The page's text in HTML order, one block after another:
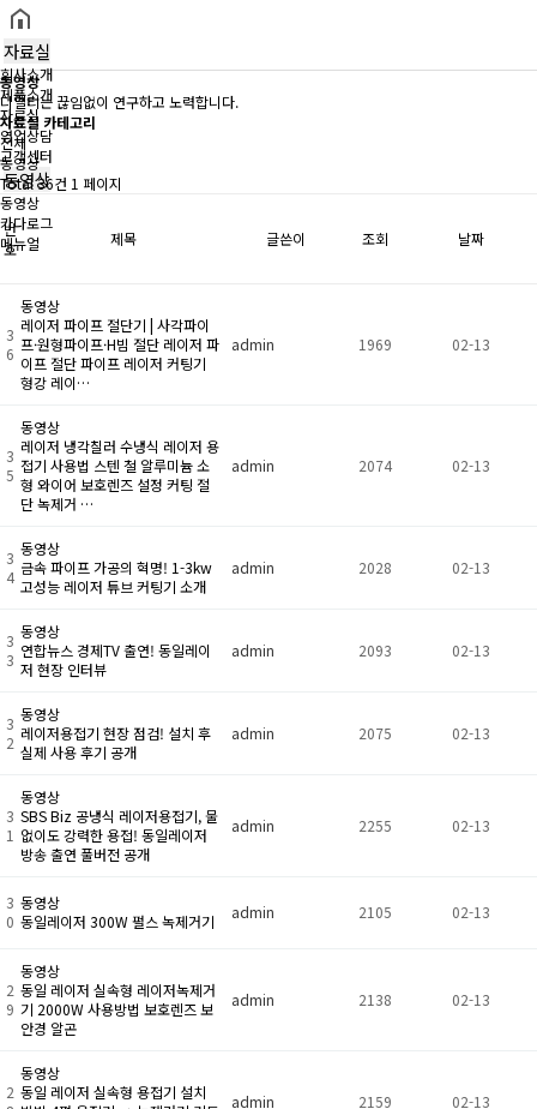
자료실
회사소개
제품소개
자료실
영업상담
고객센터
동영상
동영상
카다로그
메뉴얼
동영상
디엘티는 끊임없이 연구하고 노력합니다.
자료실 카테고리
전체
동영상
Total 36건 1 페이지
번
호
제목 글쓴이 조회 날짜
3
6
동영상
레이저 파이프 절단기 | 사각파이
프·원형파이프·H빔 절단 레이저 파
이프 절단 파이프 레이저 커팅기
형강 레이…
admin 1969 02-13
3
5
동영상
레이저 냉각칠러 수냉식 레이저 용
접기 사용법 스텐 철 알루미늄 소
형 와이어 보호렌즈 설정 커팅 절
단 녹제거 …
admin 2074 02-13
3
4
동영상
금속 파이프 가공의 혁명! 1-3kw
고성능 레이저 튜브 커팅기 소개
admin 2028 02-13
3
3
동영상
연합뉴스 경제TV 출연! 동일레이
저 현장 인터뷰
admin 2093 02-13
3
2
동영상
레이저용접기 현장 점검! 설치 후
실제 사용 후기 공개
admin 2075 02-13
3
1
동영상
SBS Biz 공냉식 레이저용접기, 물
없이도 강력한 용접! 동일레이저
방송 출연 풀버전 공개
admin 2255 02-13
3
0
동영상
동일레이저 300W 펄스 녹제거기
admin 2105 02-13
2
9
동영상
동일 레이저 실속형 레이저녹제거
기 2000W 사용방법 보호렌즈 보
안경 알곤
admin 2138 02-13
2
동영상
동일 레이저 실속형 용접기 설치
admin 2159 02-13